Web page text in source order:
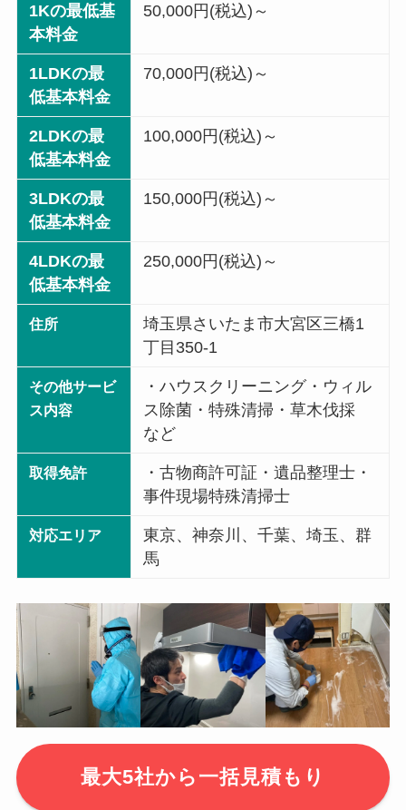
1Kの最低基
本料金
50,000円(税込)～
1LDKの最
低基本料金
70,000円(税込)～
2LDKの最
低基本料金
100,000円(税込)～
3LDKの最
低基本料金
150,000円(税込)～
4LDKの最
低基本料金
250,000円(税込)～
住所
埼玉県さいたま市大宮区三橋1
丁目350-1
その他サービ
ス内容
・ハウスクリーニング・ウィル
ス除菌・特殊清掃・草木伐採
など
取得免許
・古物商許可証・遺品整理士・
事件現場特殊清掃士
対応エリア
東京、神奈川、千葉、埼玉、群
馬
最大5社から一括見積もり